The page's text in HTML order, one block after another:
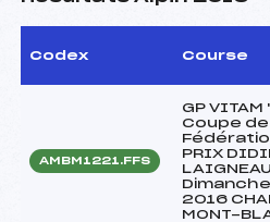
Codex Course
AMBM1221.FFS
GP VITAM
Coupe de
PRIX
LAIGNEAU
2016
MONT-